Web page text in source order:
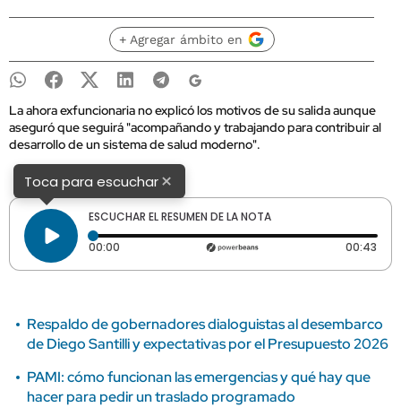
+ Agregar ámbito en
La ahora exfuncionaria no explicó los motivos de su salida aunque
aseguró que seguirá "acompañando y trabajando para contribuir al
desarrollo de un sistema de salud moderno".
Toca para escuchar×
ESCUCHAR EL RESUMEN DE LA NOTA
00:00 Tiempo transcurrido: 0 segundos 00:43
Respaldo de gobernadores dialoguistas al desembarco
de Diego Santilli y expectativas por el Presupuesto 2026
PAMI: cómo funcionan las emergencias y qué hay que
hacer para pedir un traslado programado